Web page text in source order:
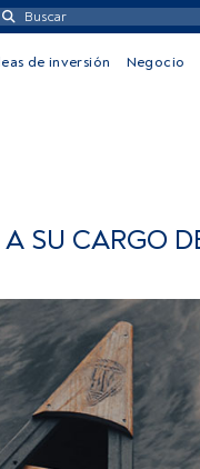
de inversión Negocio
SU CARGO